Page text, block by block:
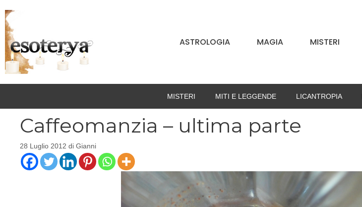
al
contenuto
ASTROLOGIA MAGIA MISTERI
MISTERI MITI E LEGGENDE LICANTROPIA
Caffeomanzia – ultima parte
28 Luglio 2012 di Gianni